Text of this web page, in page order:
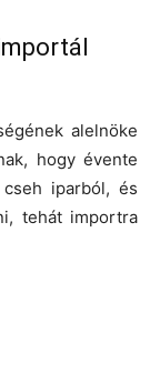
alelnöke
hogy évente
iparból, és
tehát importra